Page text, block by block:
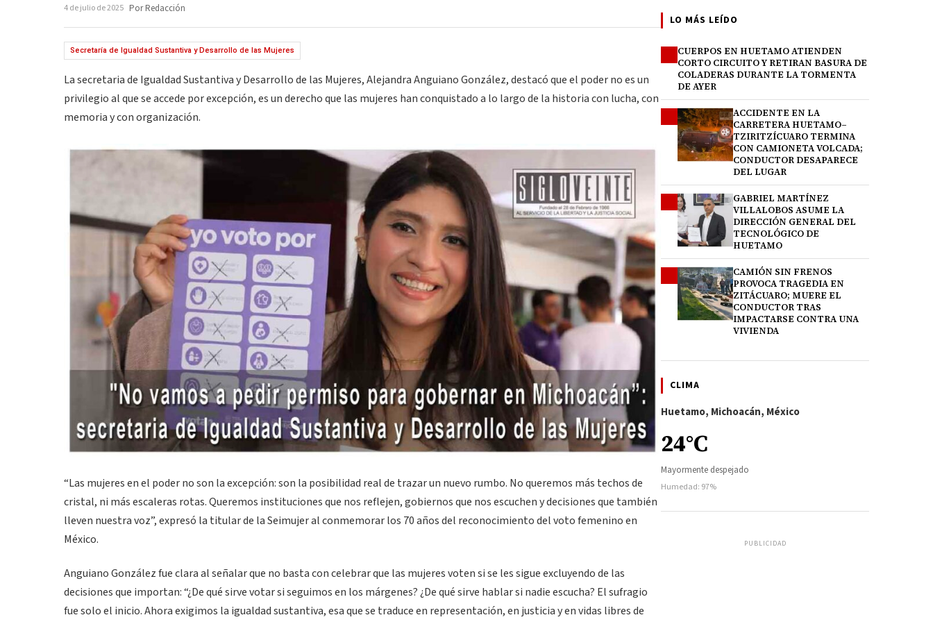
4 de julio de 2025 Por Redacción
Secretaría de Igualdad Sustantiva y Desarrollo de las Mujeres
La secretaria de Igualdad Sustantiva y Desarrollo de las Mujeres, Alejandra Anguiano González, destacó que el poder no es un
privilegio al que se accede por excepción, es un derecho que las mujeres han conquistado a lo largo de la historia con lucha, con
memoria y con organización.
“Las mujeres en el poder no son la excepción: son la posibilidad real de trazar un nuevo rumbo. No queremos más techos de
cristal, ni más escaleras rotas. Queremos instituciones que nos reflejen, gobiernos que nos escuchen y decisiones que también
lleven nuestra voz”, expresó la titular de la Seimujer al conmemorar los 70 años del reconocimiento del voto femenino en
México.
Anguiano González fue clara al señalar que no basta con celebrar que las mujeres voten si se les sigue excluyendo de las
decisiones que importan: “¿De qué sirve votar si seguimos en los márgenes? ¿De qué sirve hablar si nadie escucha? El sufragio
fue solo el inicio. Ahora exigimos la igualdad sustantiva, esa que se traduce en representación, en justicia y en vidas libres de
LO MÁS LEÍDO
CUERPOS EN HUETAMO ATIENDEN
CORTO CIRCUITO Y RETIRAN BASURA DE
COLADERAS DURANTE LA TORMENTA
DE AYER
ACCIDENTE EN LA
CARRETERA HUETAMO–
TZIRITZÍCUARO TERMINA
CON CAMIONETA VOLCADA;
CONDUCTOR DESAPARECE
DEL LUGAR
GABRIEL MARTÍNEZ
VILLALOBOS ASUME LA
DIRECCIÓN GENERAL DEL
TECNOLÓGICO DE
HUETAMO
CAMIÓN SIN FRENOS
PROVOCA TRAGEDIA EN
ZITÁCUARO; MUERE EL
CONDUCTOR TRAS
IMPACTARSE CONTRA UNA
VIVIENDA
CLIMA
Huetamo, Michoacán, México
24°C
Mayormente despejado
Humedad: 97%
PUBLICIDAD